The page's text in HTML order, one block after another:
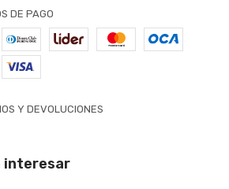
DE PAGO
Y DEVOLUCIONES
interesar